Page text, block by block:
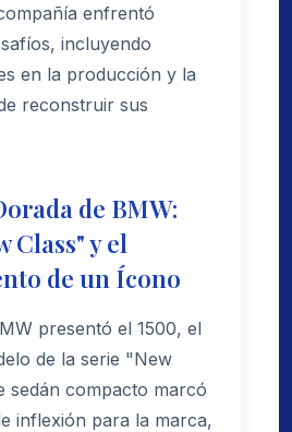
enfrentó
incluyendo
en la producción y la
reconstruir sus
de BMW:
Class" y el
de un Ícono
presentó el 1500, el
de la serie "New
sedán compacto marcó
inflexión para la marca,